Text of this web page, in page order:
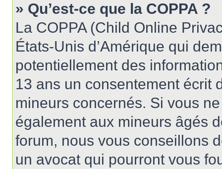
» Qu’est-ce que la COPPA ?
La COPPA (Child Online
États-Unis d’Amérique qui
potentiellement des
13 ans un consentement écrit
mineurs concernés. Si vous
également aux mineurs âgés
forum, nous vous conseillons
un avocat qui pourront vous